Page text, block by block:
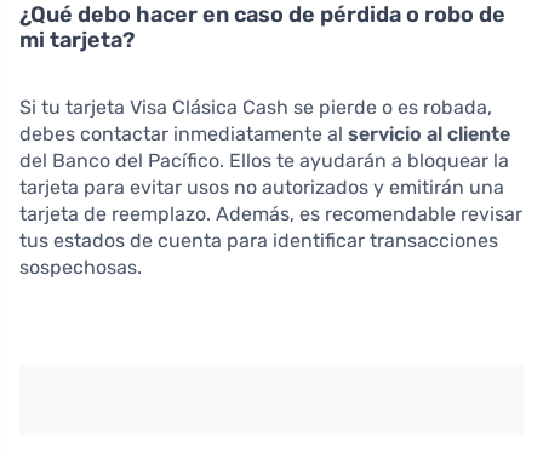
¿Qué debo hacer en caso de pérdida o robo de
mi tarjeta?
Si tu tarjeta Visa Clásica Cash se pierde o es robada,
debes contactar inmediatamente al servicio al cliente
del Banco del Pacífico. Ellos te ayudarán a bloquear la
tarjeta para evitar usos no autorizados y emitirán una
tarjeta de reemplazo. Además, es recomendable revisar
tus estados de cuenta para identificar transacciones
sospechosas.